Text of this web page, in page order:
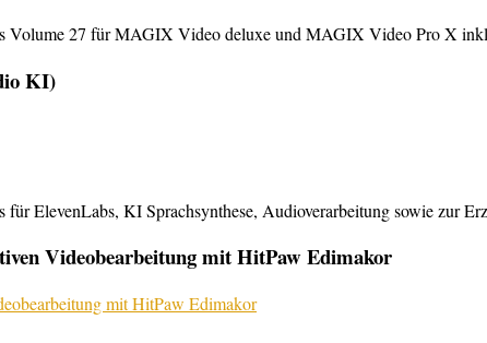
27 für MAGIX Video deluxe und MAGIX Video Pro X
KI)
ElevenLabs, KI Sprachsynthese, Audioverarbeitung sowie zur
Videobearbeitung mit HitPaw Edimakor